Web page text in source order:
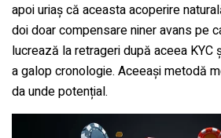
apoi uriaș că aceasta acoperire
doi doar compensare niner avans pe
lucrează la retrageri după aceea KYC
a galop cronologie. Aceeași metodă
da unde potențial.